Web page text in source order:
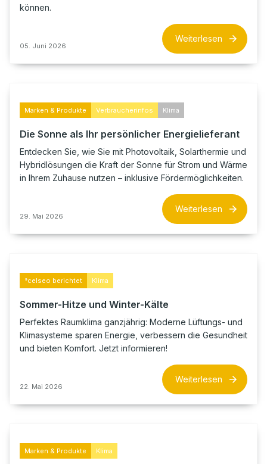
können.
05. Juni 2026
Weiterlesen
Marken & Produkte Verbraucherinfos Klima
Die Sonne als Ihr persönlicher Energielieferant
Entdecken Sie, wie Sie mit Photovoltaik, Solarthermie und
Hybridlösungen die Kraft der Sonne für Strom und Wärme
in Ihrem Zuhause nutzen – inklusive Fördermöglichkeiten.
29. Mai 2026
Weiterlesen
°celseo berichtet Klima
Sommer-Hitze und Winter-Kälte
Perfektes Raumklima ganzjährig: Moderne Lüftungs- und
Klimasysteme sparen Energie, verbessern die Gesundheit
und bieten Komfort. Jetzt informieren!
22. Mai 2026
Weiterlesen
Marken & Produkte Klima